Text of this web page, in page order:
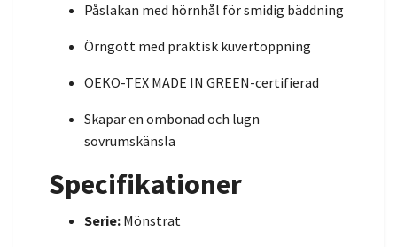
Påslakan med hörnhål för smidig bäddning
Örngott med praktisk kuvertöppning
OEKO-TEX MADE IN GREEN-certifierad
Skapar en ombonad och lugn
sovrumskänsla
Specifikationer
Serie: Mönstrat